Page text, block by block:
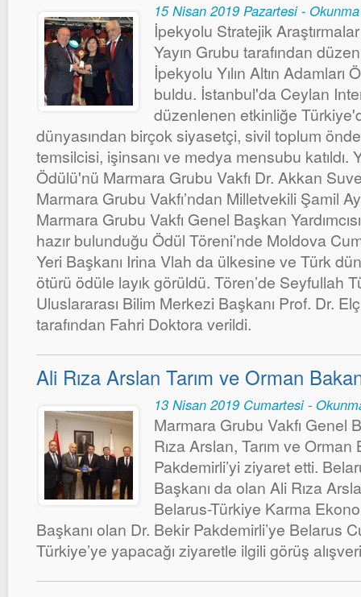
15 Nisan 2019 Pazartesi -
İpekyolu Stratejik
Yayın Grubu tarafından
İpekyolu Yılın Altın Adamları
buldu. İstanbul'da Ceylan
düzenlenen etkinliğe
dünyasından birçok siyasetçi, sivil toplum
temsilcisi, işinsanı ve medya mensubu katıldı.
Ödülü'nü Marmara Grubu Vakfı Dr. Akkan
Marmara Grubu Vakfı’ndan Milletvekili Şamil
Marmara Grubu Vakfı Genel Başkan
hazır bulunduğu Ödül Töreni’nde Moldova
Yeri Başkanı Irina Vlah da ülkesine ve Türk
ötürü ödüle layık görüldü. Tören’de Seyfullah
Uluslararası Bilim Merkezi Başkanı Prof. Dr.
tarafından Fahri Doktora verildi.
Ali Rıza Arslan Tarım ve Orman
13 Nisan 2019 Cumartesi -
Marmara Grubu Vakfı Genel
Rıza Arslan, Tarım ve Orman
Pakdemirli’yi ziyaret etti.
Başkanı da olan Ali Rıza
Belarus-Türkiye Karma
Başkanı olan Dr. Bekir Pakdemirli’ye Belarus
Türkiye’ye yapacağı ziyaretle ilgili görüş